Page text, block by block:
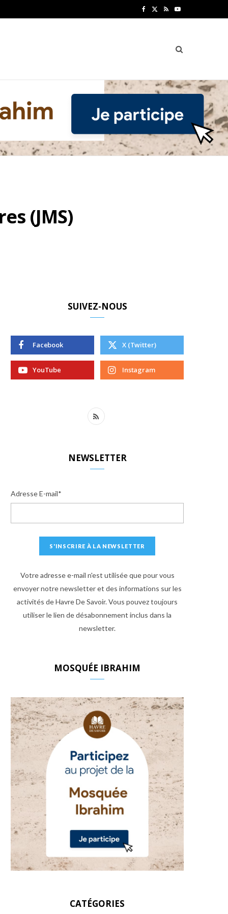
b
o
i
t
r
R Y
u
u
e
(JMS)
SUIVEZ-NOUS
Facebook X (Twitter)
YouTube Instagram
R
NEWSLETTER
Adresse E-mail*
Votre adresse e-mail n'est utilisée que pour vous
envoyer notre newsletter et des informations sur les
activités de Havre De Savoir. Vous pouvez toujours
utiliser le lien de désabonnement inclus dans la
newsletter.
MOSQUÉE IBRAHIM
CATÉGORIES